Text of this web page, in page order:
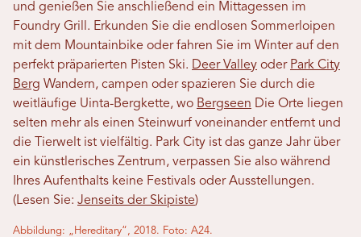
und genießen Sie anschließend ein Mittagessen im
Foundry Grill. Erkunden Sie die endlosen Sommerloipen
mit dem Mountainbike oder fahren Sie im Winter auf den
perfekt präparierten Pisten Ski. Deer Valley oder Park City
Berg Wandern, campen oder spazieren Sie durch die
weitläufige Uinta-Bergkette, wo Bergseen Die Orte liegen
selten mehr als einen Steinwurf voneinander entfernt und
die Tierwelt ist vielfältig. Park City ist das ganze Jahr über
ein künstlerisches Zentrum, verpassen Sie also während
Ihres Aufenthalts keine Festivals oder Ausstellungen.
(Lesen Sie: Jenseits der Skipiste)
Abbildung: „Hereditary“, 2018. Foto: A24.